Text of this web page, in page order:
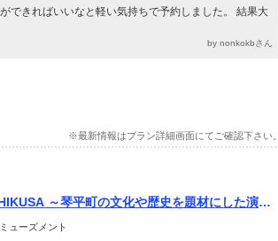
できればいいなと軽い気持ちで予約しました。 結果大
by nonkokbさん
※最新情報はプラン詳細画面にてご確認下さい。
～琴平町の文化や歴史を題材にした演劇
ューズメント